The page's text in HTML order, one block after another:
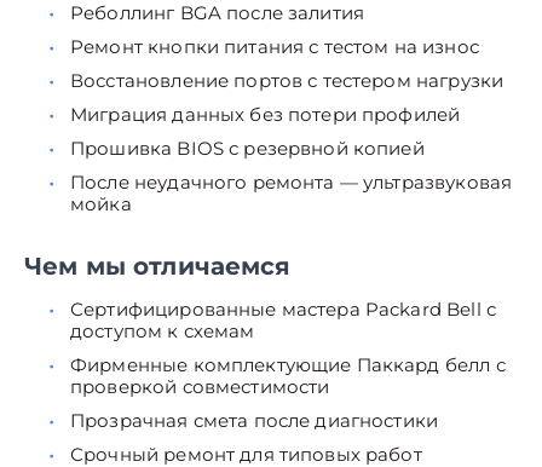
Реболлинг BGA после залития
Ремонт кнопки питания с тестом на износ
Восстановление портов с тестером нагрузки
Миграция данных без потери профилей
Прошивка BIOS с резервной копией
После неудачного ремонта — ультразвуковая
мойка
Чем мы отличаемся
Сертифицированные мастера Packard Bell с
доступом к схемам
Фирменные комплектующие Паккард белл с
проверкой совместимости
Прозрачная смета после диагностики
Срочный ремонт для типовых работ